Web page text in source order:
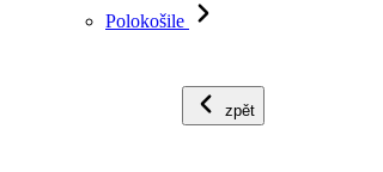
Polokošile
zpět